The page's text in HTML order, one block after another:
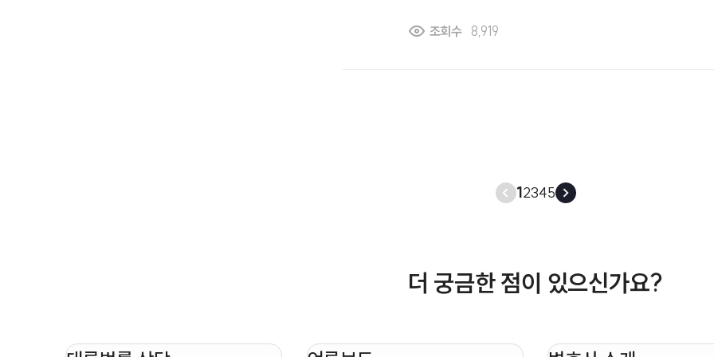
하겠습니다.
조회수 8,919
12345
더 궁금한 점이 있으신가요?